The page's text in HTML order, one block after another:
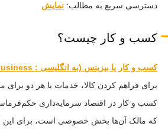
دسترسی سریع به مطالب: نمایش
کسب و کار چیست؟
کسب و کار یا بیزینس (به انگلیسی : Business)
برای فراهم کردن کالا، خدمات یا هر دو
کسب و کار در اقتصاد سرمایه‌داری
که مالک آن‌ها بخش خصوصی است، برای این